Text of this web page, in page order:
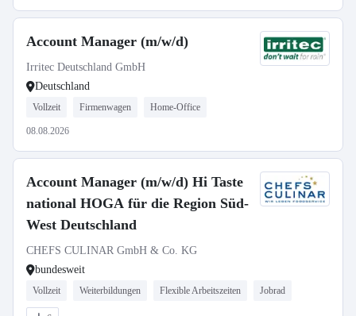
Account Manager (m/w/d)
Irritec Deutschland GmbH
Deutschland
Vollzeit Firmenwagen Home-Office
08.08.2026
Account Manager (m/w/d) Hi Taste
national HOGA für die Region Süd-
West Deutschland
CHEFS CULINAR GmbH & Co. KG
bundesweit
Vollzeit Weiterbildungen Flexible Arbeitszeiten Jobrad